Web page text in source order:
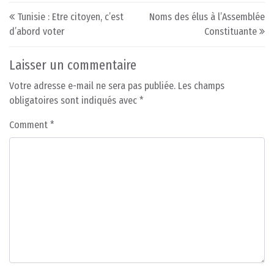
Post navigation
Tunisie : Etre citoyen, c’est
d’abord voter
Noms des élus à l’Assemblée
Constituante
Laisser un commentaire
Votre adresse e-mail ne sera pas publiée. Les champs
obligatoires sont indiqués avec *
Comment *